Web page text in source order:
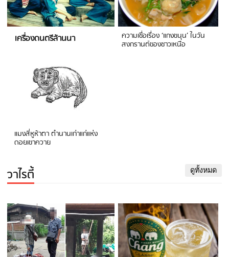
เครื่องดนตรีล้านนา ความเชื่อเรื่อง ‘แกงขนุน’ ในวัน
สงกรานต์ของชาวเหนือ
แมงสี่หูห้าตา ตำนานเก่าแก่แห่ง
ดอยเขาควาย
วาไรตี้ ดูทั้งหมด